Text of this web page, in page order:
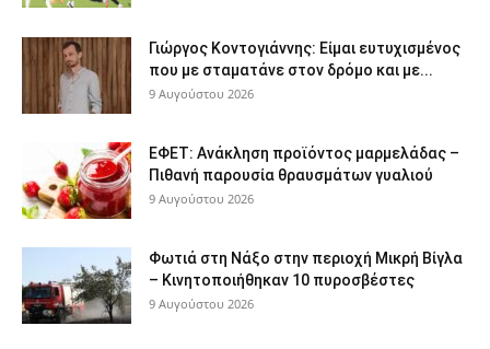
Γιώργος Κοντογιάννης: Είμαι ευτυχισμένος
που με σταματάνε στον δρόμο και με...
9 Αυγούστου 2026
ΕΦΕΤ: Ανάκληση προϊόντος μαρμελάδας –
Πιθανή παρουσία θραυσμάτων γυαλιού
9 Αυγούστου 2026
Φωτιά στη Νάξο στην περιοχή Μικρή Βίγλα
– Κινητοποιήθηκαν 10 πυροσβέστες
9 Αυγούστου 2026